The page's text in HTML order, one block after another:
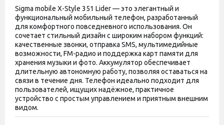
Дополнительно
Производитель может изменять
характеристики и комплектацию
товара. Обратите внимание, магазин
не принимает претензии по поводу
этих изменений.
Штрихкод
4827798121917
Sigma mobile X-Style 351 Lider — это элегантный и
функциональный мобильный телефон, разработанный
для комфортного повседневного использования. Он
сочетает стильный дизайн с широким набором функций:
качественные звонки, отправка SMS, мультимедийные
возможности, FM-радио и поддержка карт памяти для
хранения музыки и фото. Аккумулятор обеспечивает
длительную автономную работу, позволяя оставаться на
связи в течение дня. Телефон идеально подходит для
пользователей, ищущих надёжное, практичное
устройство с простым управлением и приятным внешним
видом.